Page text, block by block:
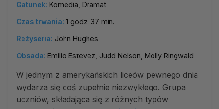
Gatunek: Komedia, Dramat
Czas trwania: 1 godz. 37 min.
Reżyseria: John Hughes
Obsada: Emilio Estevez, Judd Nelson, Molly Ringwald
W jednym z amerykańskich liceów pewnego dnia
wydarza się coś zupełnie niezwykłego. Grupa
uczniów, składająca się z różnych typów